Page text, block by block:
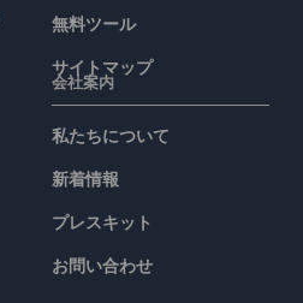
無料ツール
サイトマップ
会社案内
私たちについて
新着情報
プレスキット
お問い合わせ